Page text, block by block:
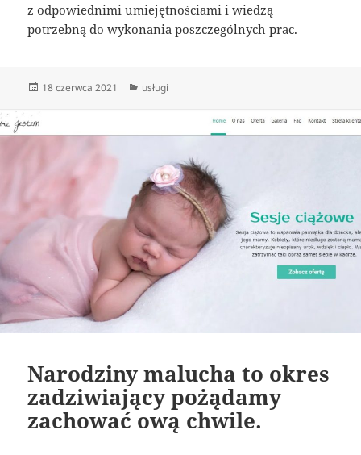
z odpowiednimi umiejętnościami i wiedzą
potrzebną do wykonania poszczególnych prac.
Data
18 czerwca 2021 Kategorie
usługi
Narodziny malucha to okres
zadziwiający pożądamy
zachować ową chwile.